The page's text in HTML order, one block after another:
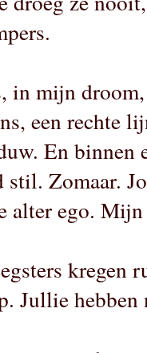
in mijn
een rechte
En
stil. Zomaar.
alter ego.
kregen
Jullie